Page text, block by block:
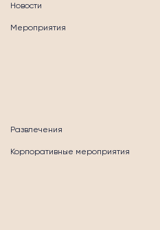
Новости
Мероприятия
Развлечения
Корпоративные мероприятия